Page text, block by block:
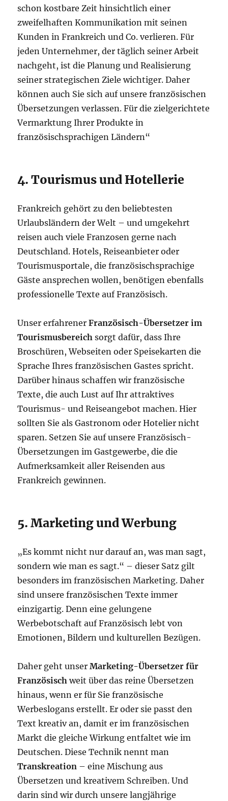
schon kostbare Zeit hinsichtlich einer
zweifelhaften Kommunikation mit seinen
Kunden in Frankreich und Co. verlieren. Für
jeden Unternehmer, der täglich seiner Arbeit
nachgeht, ist die Planung und Realisierung
seiner strategischen Ziele wichtiger. Daher
können auch Sie sich auf unsere französischen
Übersetzungen verlassen. Für die zielgerichtete
Vermarktung Ihrer Produkte in
französischsprachigen Ländern“
4. Tourismus und Hotellerie
Frankreich gehört zu den beliebtesten
Urlaubsländern der Welt – und umgekehrt
reisen auch viele Franzosen gerne nach
Deutschland. Hotels, Reiseanbieter oder
Tourismusportale, die französischsprachige
Gäste ansprechen wollen, benötigen ebenfalls
professionelle Texte auf Französisch.
Unser erfahrenerFranzösisch-Übersetzer im
Tourismusbereich sorgt dafür, dass Ihre
Broschüren, Webseiten oder Speisekarten die
Sprache Ihres französischen Gastes spricht.
Darüber hinaus schaffen wir französische
Texte, die auch Lust auf Ihr attraktives
Tourismus- und Reiseangebot machen. Hier
sollten Sie als Gastronom oder Hotelier nicht
sparen. Setzen Sie auf unsere Französisch-
Übersetzungen im Gastgewerbe, die die
Aufmerksamkeit aller Reisenden aus
Frankreich gewinnen.
5. Marketing und Werbung
„Es kommt nicht nur darauf an, was man sagt,
sondern wie man es sagt.“ – dieser Satz gilt
besonders im französischen Marketing. Daher
sind unsere französischen Texte immer
einzigartig. Denn eine gelungene
Werbebotschaft auf Französisch lebt von
Emotionen, Bildern und kulturellen Bezügen.
Daher geht unserMarketing-Übersetzer für
Französisch weit über das reine Übersetzen
hinaus, wenn er für Sie französische
Werbeslogans erstellt. Er oder sie passt den
Text kreativ an, damit er im französischen
Markt die gleiche Wirkung entfaltet wie im
Deutschen. Diese Technik nennt man
Transkreation – eine Mischung aus
Übersetzen und kreativem Schreiben. Und
darin sind wir durch unsere langjährige